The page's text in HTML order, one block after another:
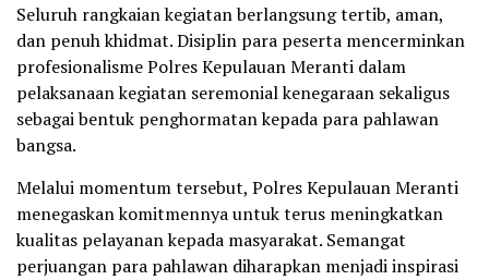
Seluruh rangkaian kegiatan berlangsung tertib, aman,
dan penuh khidmat. Disiplin para peserta mencerminkan
profesionalisme Polres Kepulauan Meranti dalam
pelaksanaan kegiatan seremonial kenegaraan sekaligus
sebagai bentuk penghormatan kepada para pahlawan
bangsa.
Melalui momentum tersebut, Polres Kepulauan Meranti
menegaskan komitmennya untuk terus meningkatkan
kualitas pelayanan kepada masyarakat. Semangat
perjuangan para pahlawan diharapkan menjadi inspirasi